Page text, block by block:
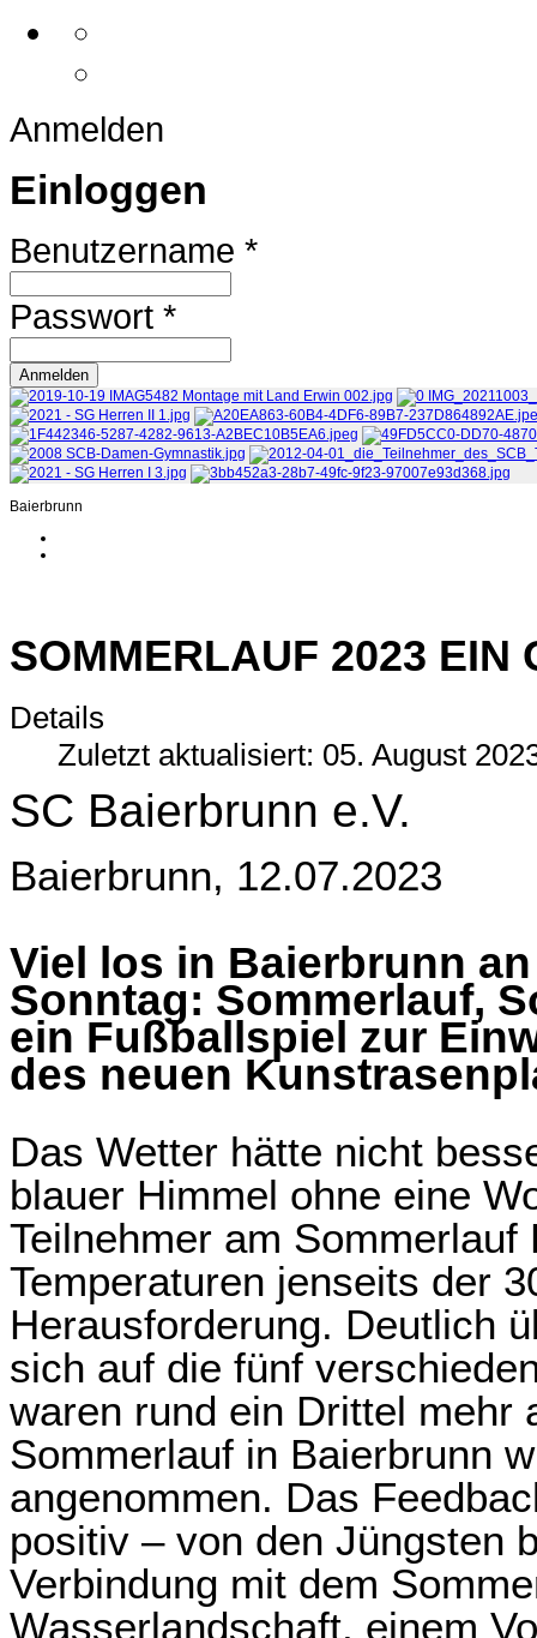
Anmelden
Einloggen
Benutzername *
Passwort *
Baierbrunn
SOMMERLAUF 2023 EIN
Details
Zuletzt aktualisiert: 05. August
SC Baierbrunn e.V.
Baierbrunn, 12.07.2023
Viel los in Baierbrunn
Sonntag: Sommerlauf,
ein Fußballspiel zur
des neuen Kunstrasen
Das Wetter hätte nicht
blauer Himmel ohne eine
Teilnehmer am
Temperaturen jenseits der
Herausforderung. Deutlich
sich auf die fünf
waren rund ein Drittel mehr
Sommerlauf in Baierbrunn
angenommen. Das
positiv – von den Jüngsten
Verbindung mit dem
Wasserlandschaft, einem